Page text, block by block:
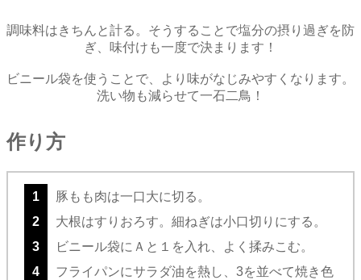
調味料はきちんと計る。そうすることで塩分の摂り過ぎを防
ぎ、味付けも一度で決まります！
ビニール袋を使うことで、より味がなじみやすくなります。
洗い物も減らせて一石二鳥！
作り方
1
豚もも肉は一口大に切る。
2
大根はすりおろす。細ねぎは小口切りにする。
3
ビニール袋にＡと１を入れ、よく揉みこむ。
4
フライパンにサラダ油を熱し、3を並べて焼き色